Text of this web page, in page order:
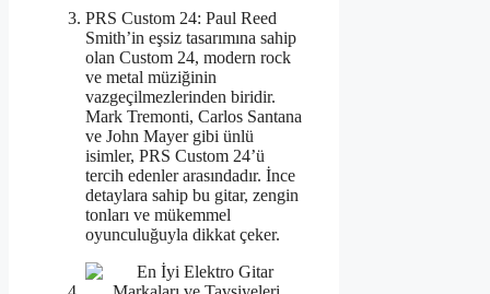
PRS Custom 24: Paul Reed
Smith’in eşsiz tasarımına sahip
olan Custom 24, modern rock
ve metal müziğinin
vazgeçilmezlerinden biridir.
Mark Tremonti, Carlos Santana
ve John Mayer gibi ünlü
isimler, PRS Custom 24’ü
tercih edenler arasındadır. İnce
detaylara sahip bu gitar, zengin
tonları ve mükemmel
oyunculuğuyla dikkat çeker.